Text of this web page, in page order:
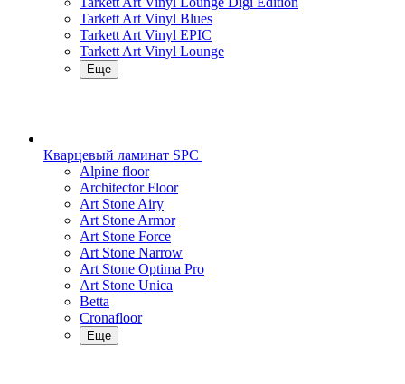
Tarkett Art Vinyl Blues
Tarkett Art Vinyl EPIC
Tarkett Art Vinyl Lounge
Еще
Кварцевый ламинат SPC
Alpine floor
Architector Floor
Art Stone Airy
Art Stone Armor
Art Stone Force
Art Stone Narrow
Art Stone Optima Pro
Art Stone Unica
Betta
Cronafloor
Еще